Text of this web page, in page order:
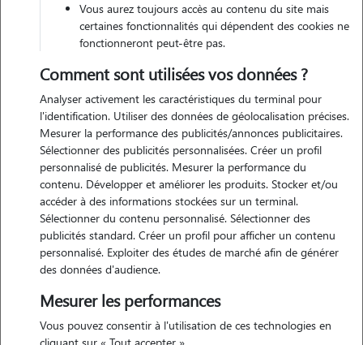
Manon
CROIX 59170
appartement possède des animaux
Vous aurez toujours accès au contenu du site mais
certaines fonctionnalités qui dépendent des cookies ne
fonctionneront peut-être pas.
Comment sont utilisées vos données ?
Analyser activement les caractéristiques du terminal pour
l'identification. Utiliser des données de géolocalisation précises.
Mesurer la performance des publicités/annonces publicitaires.
Sélectionner des publicités personnalisées. Créer un profil
personnalisé de publicités. Mesurer la performance du
contenu. Développer et améliorer les produits. Stocker et/ou
accéder à des informations stockées sur un terminal.
Sélectionner du contenu personnalisé. Sélectionner des
publicités standard. Créer un profil pour afficher un contenu
personnalisé. Exploiter des études de marché afin de générer
des données d'audience.
Mesurer les performances
Vous pouvez consentir à l'utilisation de ces technologies en